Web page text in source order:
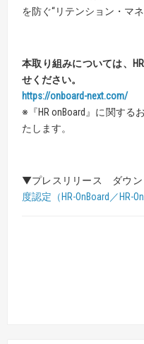
を防ぐ“リテンション・マ
本取り組みについては、
せください。
https://onboard-next.com/
※『HR onBoard』に関する
たします。
▼プレスリリース ダウ
度認定（HR-OnBoard／HR-